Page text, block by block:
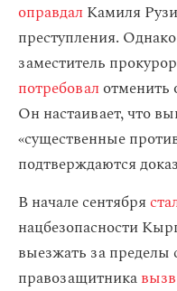
оправдал Камиля
преступления.
заместитель
потребовал отменить
Он настаивает, что
«существенные
подтверждаются
В начале сентября
нацбезопасности
выезжать за пределы
правозащитника